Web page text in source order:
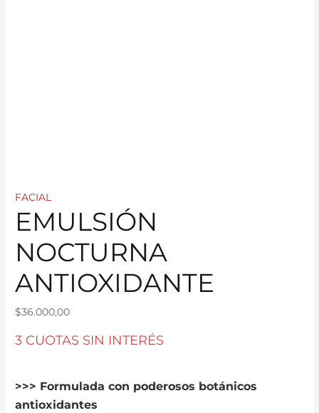
FACIAL
EMULSIÓN
NOCTURNA
ANTIOXIDANTE
$36.000,00
3 CUOTAS SIN INTERÉS
>>> Formulada con poderosos botánicos
antioxidantes